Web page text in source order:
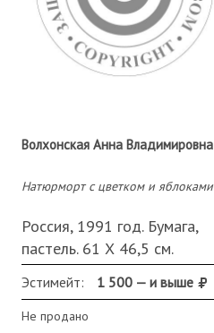
Волхонская Анна Владимировна
Натюрморт с цветком и яблоками
Россия, 1991 год. Бумага,
пастель. 61 Х 46,5 см.
Монограмма справа внизу.
Эстимейт: 1 500 — и выше
Не продано